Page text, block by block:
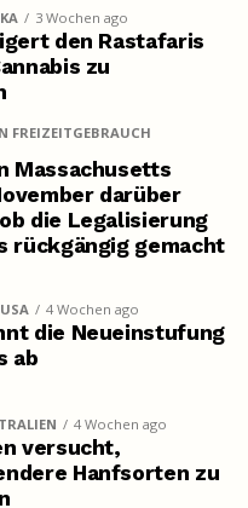
3 Wochen ago
den Rastafaris
zu
FREIZEITGEBRAUCH
Massachusetts
darüber
die Legalisierung
rückgängig gemacht
4 Wochen ago
die Neueinstufung
ab
4 Wochen ago
versucht,
Hanfsorten zu